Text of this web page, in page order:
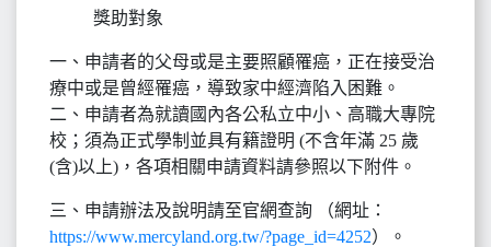
獎助對象
一、申請者的父母或是主要照顧罹癌，正在接受治
療中或是曾經罹癌，導致家中經濟陷入困難。
二、申請者為就讀國內各公私立中小、高職大專院
校；須為正式學制並具有籍證明 (不含年滿 25 歲
(含)以上)，各項相關申請資料請參照以下附件。
三、申請辦法及說明請至官網查詢 （網址：
https://www.mercyland.org.tw/?page_id=4252）。